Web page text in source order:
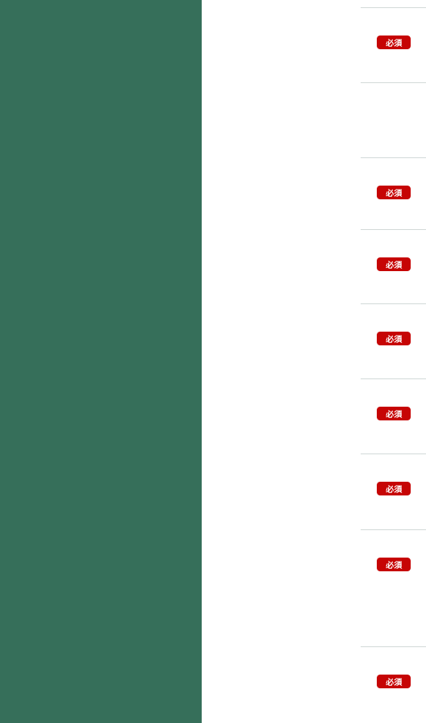
必須
必須
必須
必須
必須
必須
必須
必須